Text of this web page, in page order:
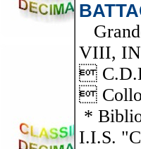
VIII,


*
I.I.S.